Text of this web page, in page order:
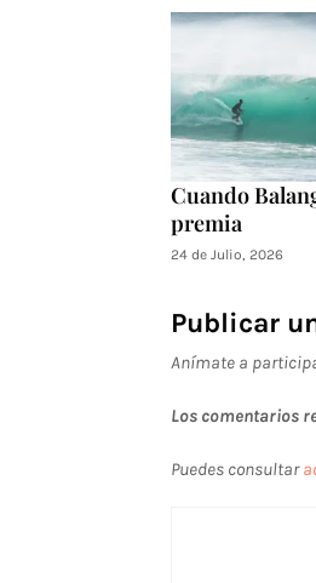
Cuando
premia
24 de Julio, 2026
Publicar
Anímate a
Los comentarios
Puedes consultar